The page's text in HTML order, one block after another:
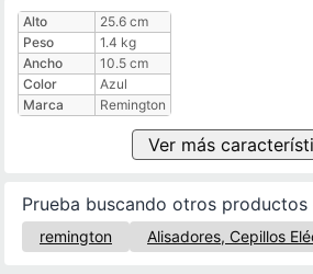
Características técnicas
Alto
25.6 cm
Peso
1.4 kg
Ancho
10.5 cm
Color
Azul
Marca
Remington
Ver más
Prueba buscando otros productos
remington Alisadores, Cepillos